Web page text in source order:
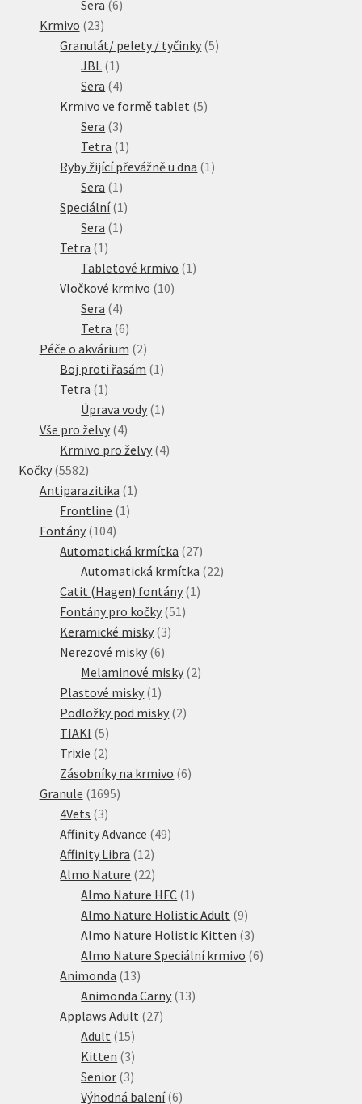
Sera 66
Krmivo 2323
produktů
Granulát/ pelety / tyčinky 55
JBL 1 1
produkt
Sera 44
produkty
Krmivo ve formě tablet 55
Sera 33
produkty
Tetra 1 1
produkt
Ryby žijící převážně u dna 1 1
Sera 1 1
produkt
Speciální 1 1
Sera 1 1
Tetra 1 1
produkt
Tabletové krmivo 1 1
Vločkové krmivo 1010
Sera 44
produkty
Tetra 66
produktů
Péče o akvárium 22
produkty
Boj proti řasám 1 1
Tetra 1 1
produkt
Úprava vody 1 1
Vše pro želvy 44
produkty
Krmivo pro želvy 44
Kočky 55825582
produktů
Antiparazitika 1 1
Frontline 1 1
Fontány 104104
produktů
Automatická krmítka 2727
produktů
Automatická krmítka 2222
Catit (Hagen) fontány 1 1
Fontány pro kočky 51 51
Keramické misky 33
Nerezové misky 66
produktů
Melaminové misky 22
Plastové misky 1 1
produkt
Podložky pod misky 22
TIAKI 55
produktů
Trixie 22
produkty
Zásobníky na krmivo 66
Granule 16951695
4Vets 33
produkty
Affinity Advance 4949
Affinity Libra 1212
produktů
Almo Nature 2222
produktů
Almo Nature HFC 1 1
produkt
Almo Nature Holistic Adult 99
produktů
Almo Nature Holistic Kitten 33
produkty
Almo Nature Speciální krmivo 66
Animonda 1313
produktů
Animonda Carny 1313
Applaws Adult 2727
Adult 1515
produktů
Kitten 33
produkty
Senior 33
produkty
Výhodná balení 66